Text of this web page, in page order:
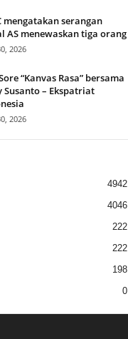
mengatakan serangan
AS menewaskan tiga orang
2026
“Kanvas Rasa” bersama
Susanto – Ekspatriat
2026
4942
4046
222
222
198
0